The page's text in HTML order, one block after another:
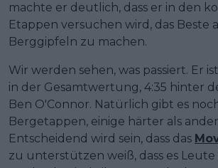
machte er deutlich, dass er in den
Etappen versuchen wird, das Beste
Berggipfeln zu machen.
Wir werden sehen, was passiert. Er
in der Gesamtwertung, 4:35 hinter
Ben O'Connor. Natürlich gibt es
Bergetappen, einige härter als
Entscheidend wird sein, dass das
zu unterstützen weiß, dass es Leute